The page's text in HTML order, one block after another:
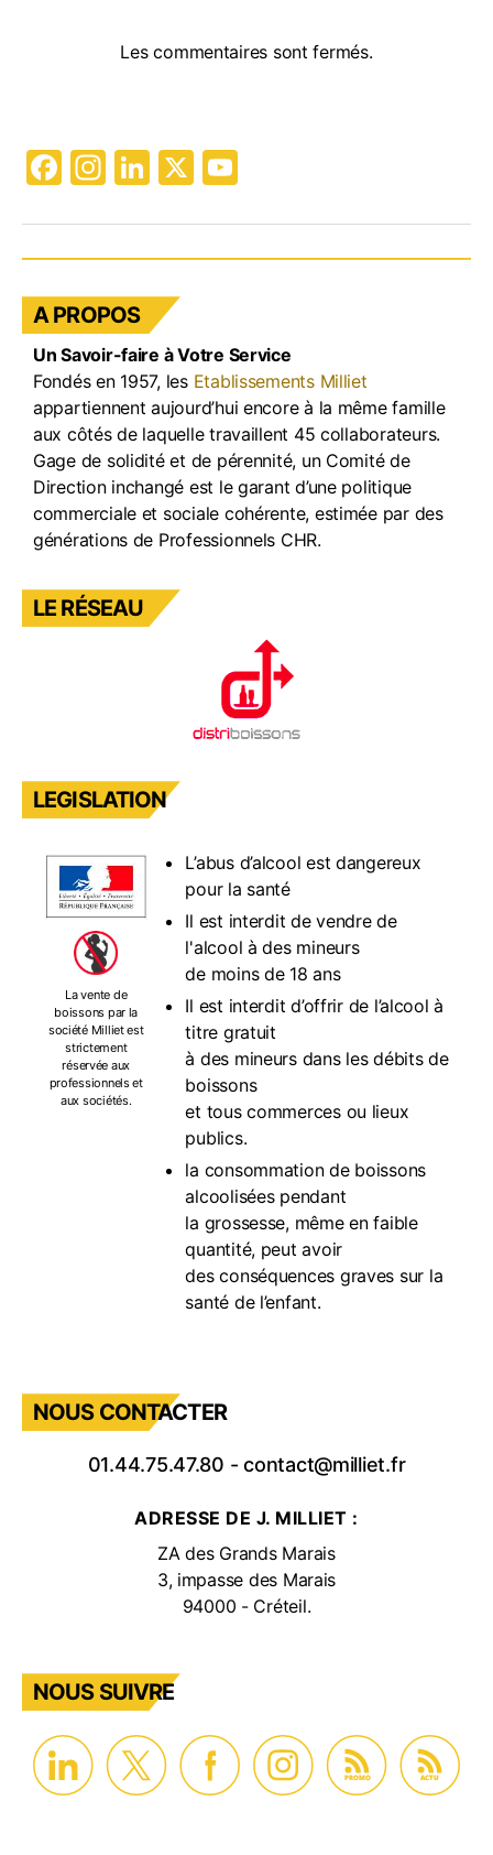
Les commentaires sont fermés.
F
c
e
b
o
o
k
In
a
gr
a
m
Li
k
e
dI
n
X
u
T
b
e
A PROPOS
Un Savoir-faire à Votre Service
Fondés en 1957, les Etablissements Milliet
appartiennent aujourd’hui encore à la même famille
aux côtés de laquelle travaillent 45 collaborateurs.
Gage de solidité et de pérennité, un Comité de
Direction inchangé est le garant d’une politique
commerciale et sociale cohérente, estimée par des
générations de Professionnels CHR.
LE RÉSEAU
LEGISLATION
La vente de
boissons par la
société Milliet est
strictement
réservée aux
professionnels et
aux sociétés.
L’abus d’alcool est dangereux
pour la santé
Il est interdit de vendre de
l'alcool à des mineurs
de moins de 18 ans
Il est interdit d’offrir de l’alcool à
titre gratuit
à des mineurs dans les débits de
boissons
et tous commerces ou lieux
publics.
la consommation de boissons
alcoolisées pendant
la grossesse, même en faible
quantité, peut avoir
des conséquences graves sur la
santé de l’enfant.
NOUS CONTACTER
01.44.75.47.80 -contact@milliet.fr
ADRESSE DE J. MILLIET :
ZA des Grands Marais
3, impasse des Marais
94000 - Créteil.
NOUS SUIVRE
PROMO ACTU